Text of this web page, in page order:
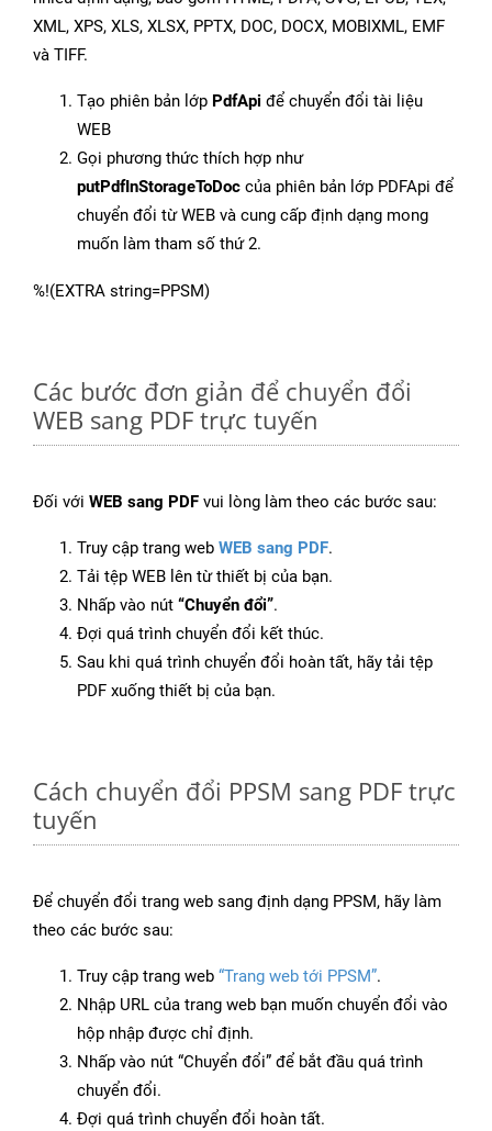
XML, XPS, XLS, XLSX, PPTX, DOC, DOCX, MOBIXML, EMF
và TIFF.
Tạo phiên bản lớp PdfApi để chuyển đổi tài liệu
WEB
Gọi phương thức thích hợp như
putPdfInStorageToDoc của phiên bản lớp PDFApi để
chuyển đổi từ WEB và cung cấp định dạng mong
muốn làm tham số thứ 2.
%!(EXTRA string=PPSM)
Các bước đơn giản để chuyển đổi
WEB sang PDF trực tuyến
Đối với WEB sang PDF vui lòng làm theo các bước sau:
Truy cập trang web WEB sang PDF.
Tải tệp WEB lên từ thiết bị của bạn.
Nhấp vào nút “Chuyển đổi”.
Đợi quá trình chuyển đổi kết thúc.
Sau khi quá trình chuyển đổi hoàn tất, hãy tải tệp
PDF xuống thiết bị của bạn.
Cách chuyển đổi PPSM sang PDF trực
tuyến
Để chuyển đổi trang web sang định dạng PPSM, hãy làm
theo các bước sau:
Truy cập trang web “Trang web tới PPSM”.
Nhập URL của trang web bạn muốn chuyển đổi vào
hộp nhập được chỉ định.
Nhấp vào nút “Chuyển đổi” để bắt đầu quá trình
chuyển đổi.
Đợi quá trình chuyển đổi hoàn tất.